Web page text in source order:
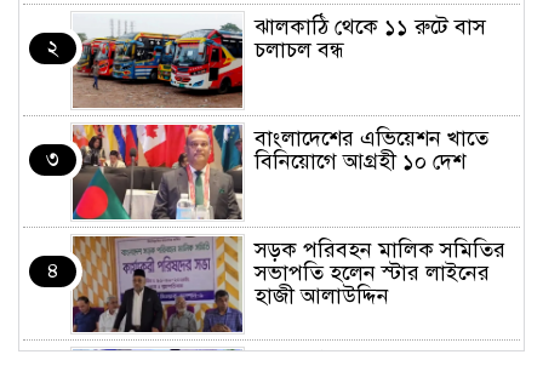
২
ঝালকাঠি থেকে ১১ রুটে বাস
চলাচল বন্ধ
৩
বাংলাদেশের এভিয়েশন খাতে
বিনিয়োগে আগ্রহী ১০ দেশ
৪
সড়ক পরিবহন মালিক সমিতির
সভাপতি হলেন স্টার লাইনের
হাজী আলাউদ্দিন